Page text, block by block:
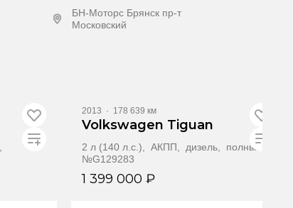
БН-Моторс Брянск пр-т
Московский
2013 · 178 639 км
Volkswagen Tiguan
2 л (140 л.с.), АКПП, дизель, полный,
№G129283
1 399 000 ₽